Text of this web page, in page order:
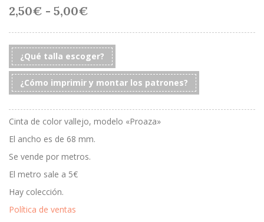
2,50€ - 5,00€
precios:
desde
2,50€
hasta
5,00€
¿Qué talla escoger?
¿Cómo imprimir y montar los patrones?
Cinta de color vallejo, modelo «Proaza»
El ancho es de 68 mm.
Se vende por metros.
El metro sale a 5€
Hay colección.
Política de ventas